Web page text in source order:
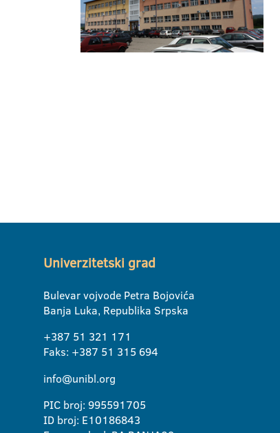
Univerzitetski grad
Bulevar vojvode Petra Bojovića
Banja Luka, Republika Srpska
+387 51 321 171
Faks: +387 51 315 694
info@unibl.org
PIC broj: 995591705
ID broj: E10186843